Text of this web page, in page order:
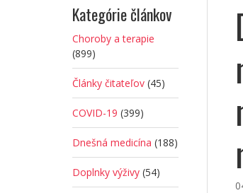
Kategórie článkov
Choroby a terapie
(899)
Články čitateľov (45)
COVID-19 (399)
Dnešná medicína (188)
Doplnky výživy (54)